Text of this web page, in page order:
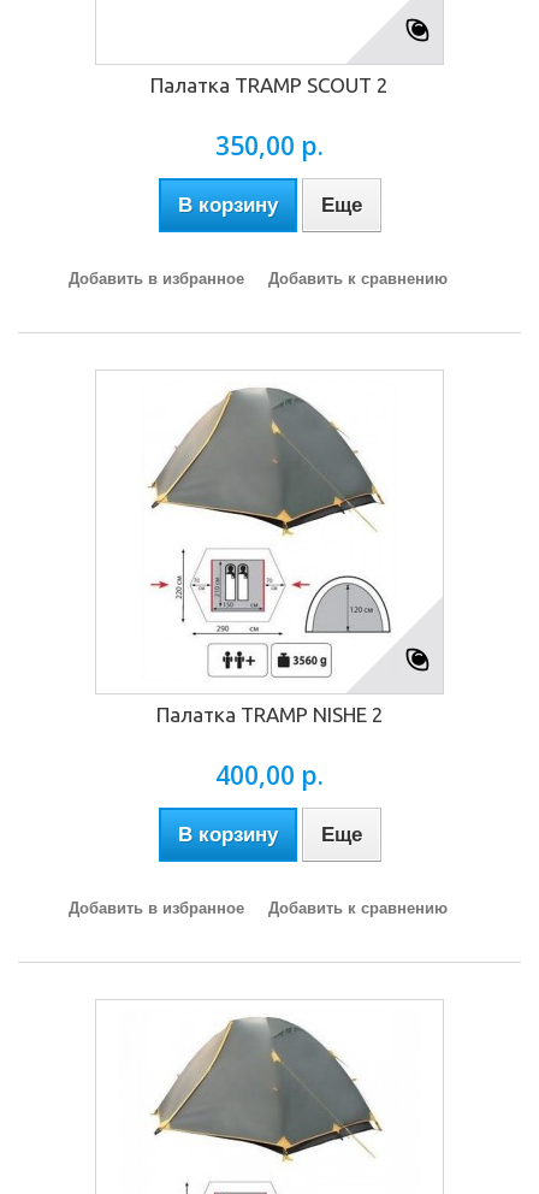
Палатка TRAMP SCOUT 2
350,00 р.
В корзину Еще
Добавить в избранное Добавить к сравнению
Палатка TRAMP NISHE 2
400,00 р.
В корзину Еще
Добавить в избранное Добавить к сравнению